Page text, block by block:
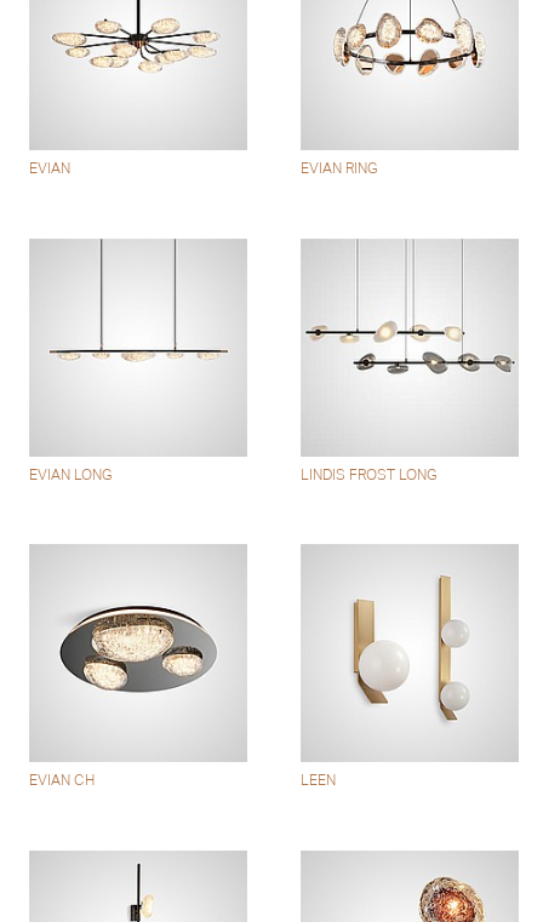
EVIAN EVIAN RING
EVIAN LONG LINDIS FROST LONG
EVIAN CH LEEN